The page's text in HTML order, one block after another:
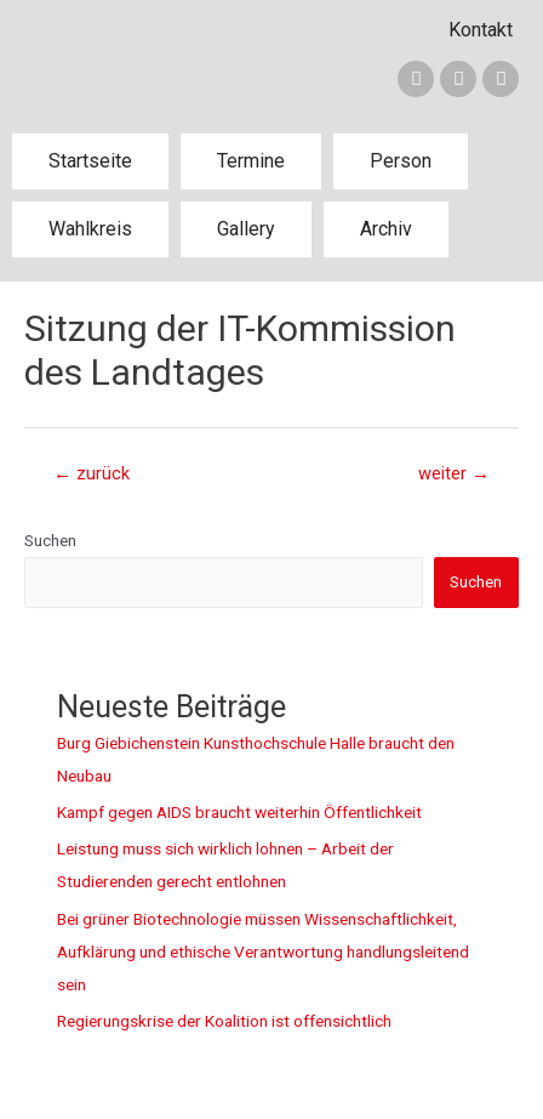
Kontakt
Startseite Termine Person
Wahlkreis Gallery Archiv
Sitzung der IT-Kommission
des Landtages
← zurück weiter →
Suchen
Suchen
Neueste Beiträge
Burg Giebichenstein Kunsthochschule Halle braucht den
Neubau
Kampf gegen AIDS braucht weiterhin Öffentlichkeit
Leistung muss sich wirklich lohnen – Arbeit der
Studierenden gerecht entlohnen
Bei grüner Biotechnologie müssen Wissenschaftlichkeit,
Aufklärung und ethische Verantwortung handlungsleitend
sein
Regierungskrise der Koalition ist offensichtlich